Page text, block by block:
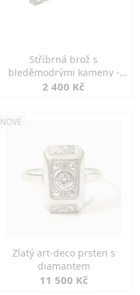
Stříbrná brož s
bleděmodrými kameny -
jemná elegance
2 400 Kč
NOVÉ
Zlatý art-deco prsten s
diamantem
11 500 Kč